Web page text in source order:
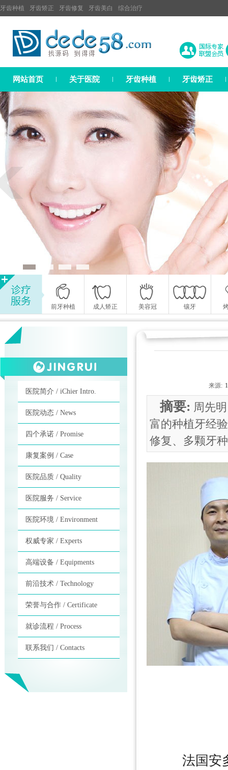
牙齿种植 牙齿矫正 牙齿修复 牙齿美白 综合治疗
网站首页 关于医院 牙齿种植 牙齿矫正
前牙种植 成人矫正 美容冠 镶牙
医院简介 / iChier Intro.
医院动态 / News
四个承诺 / Promise
康复案例 / Case
医院品质 / Quality
医院服务 / Service
医院环境 / Environment
权威专家 / Experts
高端设备 / Equipments
前沿技术 / Technology
荣誉与合作 / Certificate
就诊流程 / Process
联系我们 / Contacts
来源:
摘要: 周先
富的种植牙经
修复、多颗牙
法国安